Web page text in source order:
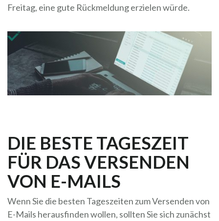
Freitag, eine gute Rückmeldung erzielen würde.
DIE BESTE TAGESZEIT
FÜR DAS VERSENDEN
VON E-MAILS
Wenn Sie die besten Tageszeiten zum Versenden von
E-Mails herausfinden wollen, sollten Sie sich zunächst